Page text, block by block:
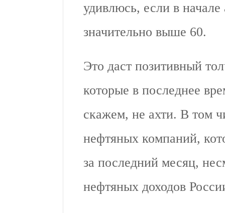
удивлюсь, если в начале
значительно выше 60.
Это даст позитивный
которые в последнее
скажем, не ахти. В том
нефтяных компаний,
за последний месяц,
нефтяных доходов